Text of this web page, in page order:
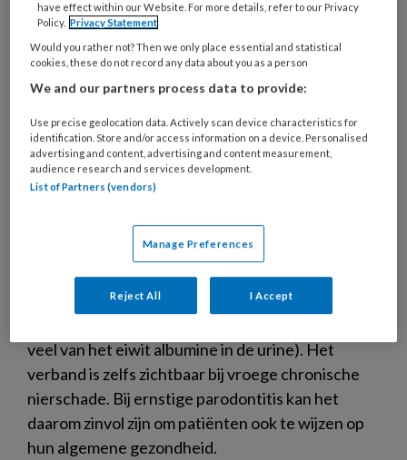
op beginnende nierschade
Duitse onderzoekers hebben een opvallend
verband gevonden tussen ernstige parodontitis,
veel van het eiwit albumine in de urine). Het
verband is zelfs zichtbaar bij vroege chronische
nierschade. Bij ernstige parodontitis kan het
daarom zinvol zijn om patiënten ook te wijzen op
hun algemene gezondheid.
have effect within our Website. For more details, refer to our Privacy
Policy. Privacy Statement
Would you rather not? Then we only place essential and statistical
cookies, these do not record any data about you as a person
We and our partners process data to provide:
Use precise geolocation data. Actively scan device characteristics for
identification. Store and/or access information on a device. Personalised
advertising and content, advertising and content measurement,
audience research and services development.
List of Partners (vendors)
Manage Preferences
Reject All I Accept